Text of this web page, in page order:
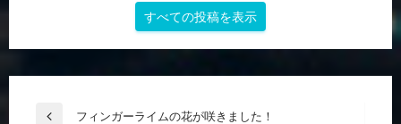
すべての投稿を表示
投
フィンガーライムの花が咲きました！